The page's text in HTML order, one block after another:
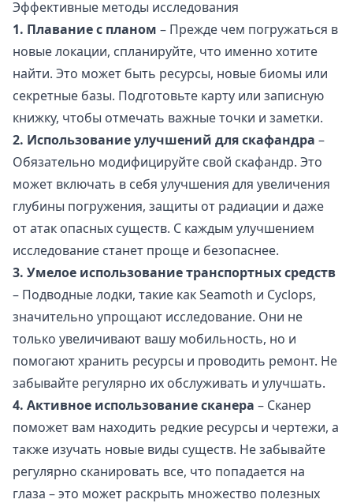
Эффективные методы исследования
1. Плавание с планом – Прежде чем погружаться в
новые локации, спланируйте, что именно хотите
найти. Это может быть ресурсы, новые биомы или
секретные базы. Подготовьте карту или записную
книжку, чтобы отмечать важные точки и заметки.
2. Использование улучшений для скафандра –
Обязательно модифицируйте свой скафандр. Это
может включать в себя улучшения для увеличения
глубины погружения, защиты от радиации и даже
от атак опасных существ. С каждым улучшением
исследование станет проще и безопаснее.
3. Умелое использование транспортных средств
– Подводные лодки, такие как Seamoth и Cyclops,
значительно упрощают исследование. Они не
только увеличивают вашу мобильность, но и
помогают хранить ресурсы и проводить ремонт. Не
забывайте регулярно их обслуживать и улучшать.
4. Активное использование сканера – Сканер
поможет вам находить редкие ресурсы и чертежи, а
также изучать новые виды существ. Не забывайте
регулярно сканировать все, что попадается на
глаза – это может раскрыть множество полезных